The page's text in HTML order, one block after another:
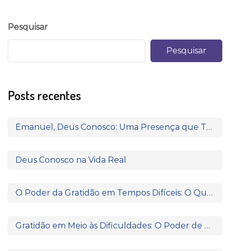
Pesquisar
Pesquisar
Posts recentes
Emanuel, Deus Conosco: Uma Presença que Transforma
Deus Conosco na Vida Real
O Poder da Gratidão em Tempos Difíceis: O Que Paulo e Silas Nos Ensinam
Gratidão em Meio às Dificuldades: O Poder de Agradecer Quando Nada Parece Fazer Sentido